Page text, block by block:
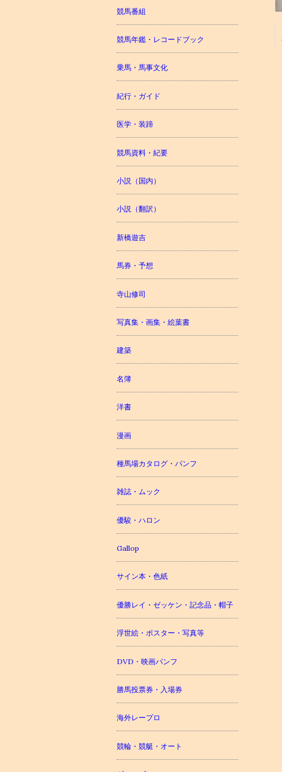
競馬番組
競馬年鑑・レコードブック
乗馬・馬事文化
紀行・ガイド
医学・装蹄
競馬資料・紀要
小説（国内）
小説（翻訳）
新橋遊吉
馬券・予想
寺山修司
写真集・画集・絵葉書
建築
名簿
洋書
漫画
種馬場カタログ・パンフ
雑誌・ムック
優駿・ハロン
Gallop
サイン本・色紙
優勝レイ・ゼッケン・記念品・帽子
浮世絵・ポスター・写真等
DVD・映画パンフ
勝馬投票券・入場券
海外レープロ
競輪・競艇・オート